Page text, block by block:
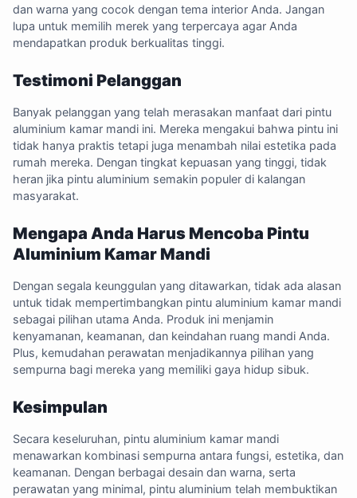
dan warna yang cocok dengan tema interior Anda. Jangan
lupa untuk memilih merek yang terpercaya agar Anda
mendapatkan produk berkualitas tinggi.
Testimoni Pelanggan
Banyak pelanggan yang telah merasakan manfaat dari pintu
aluminium kamar mandi ini. Mereka mengakui bahwa pintu ini
tidak hanya praktis tetapi juga menambah nilai estetika pada
rumah mereka. Dengan tingkat kepuasan yang tinggi, tidak
heran jika pintu aluminium semakin populer di kalangan
masyarakat.
Mengapa Anda Harus Mencoba Pintu
Aluminium Kamar Mandi
Dengan segala keunggulan yang ditawarkan, tidak ada alasan
untuk tidak mempertimbangkan pintu aluminium kamar mandi
sebagai pilihan utama Anda. Produk ini menjamin
kenyamanan, keamanan, dan keindahan ruang mandi Anda.
Plus, kemudahan perawatan menjadikannya pilihan yang
sempurna bagi mereka yang memiliki gaya hidup sibuk.
Kesimpulan
Secara keseluruhan, pintu aluminium kamar mandi
menawarkan kombinasi sempurna antara fungsi, estetika, dan
keamanan. Dengan berbagai desain dan warna, serta
perawatan yang minimal, pintu aluminium telah membuktikan